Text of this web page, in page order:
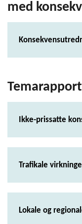
med
Ikke-prissatte
Trafikale
Lokale og